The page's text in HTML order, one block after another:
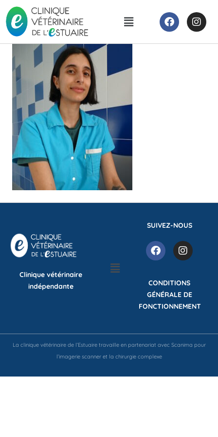
Clinique vétérinaire
indépendante
SUIVEZ-NOUS
CONDITIONS
GÉNÉRALE DE
FONCTIONNEMENT
La clinique vétérinaire de l’Estuaire travaille en partenariat avec Scanima pour
l’imagerie scanner et la chirurgie complexe